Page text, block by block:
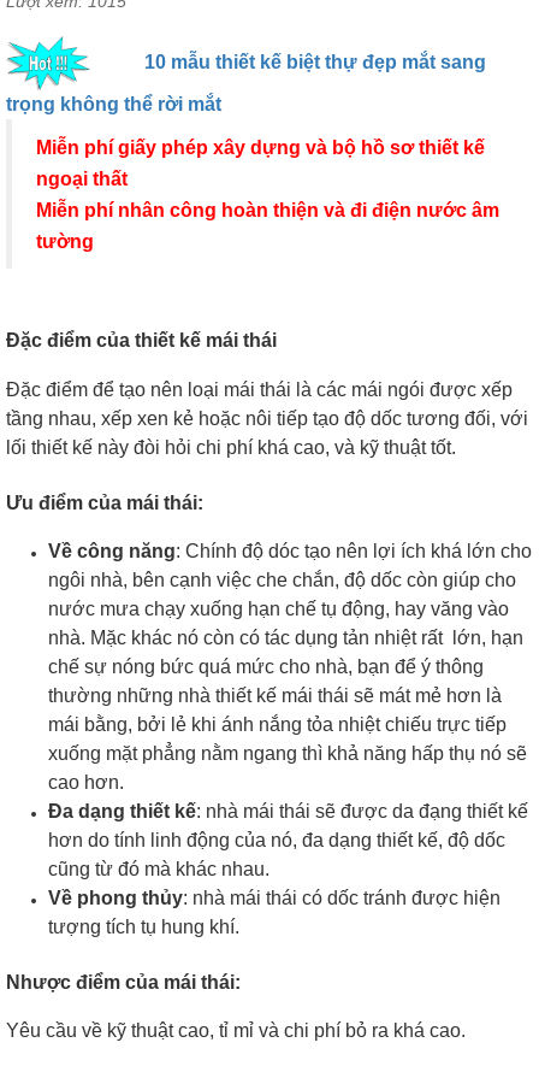
10 mẫu thiết kế biệt thự đẹp mắt sang
trọng không thể rời mắt
Miễn phí giấy phép xây dựng và bộ hồ sơ thiết kế
ngoại thất
Miễn phí nhân công hoàn thiện và đi điện nước âm
tường
Đặc điểm của thiết kế mái thái
Đặc điểm để tạo nên loại mái thái là các mái ngói được xếp
tầng nhau, xếp xen kẻ hoặc nôi tiếp tạo độ dốc tương đối, với
lối thiết kế này đòi hỏi chi phí khá cao, và kỹ thuật tốt.
Ưu điểm của mái thái:
Về công năng: Chính độ dóc tạo nên lợi ích khá lớn cho
ngôi nhà, bên cạnh việc che chắn, độ dốc còn giúp cho
nước mưa chạy xuống hạn chế tụ động, hay văng vào
nhà. Mặc khác nó còn có tác dụng tản nhiệt rất lớn, hạn
chế sự nóng bức quá mức cho nhà, bạn để ý thông
thường những nhà thiết kế mái thái sẽ mát mẻ hơn là
mái bằng, bởi lẻ khi ánh nắng tỏa nhiệt chiếu trực tiếp
xuống mặt phẳng nằm ngang thì khả năng hấp thụ nó sẽ
cao hơn.
Đa dạng thiết kế: nhà mái thái sẽ được da đạng thiết kế
hơn do tính linh động của nó, đa dạng thiết kế, độ dốc
cũng từ đó mà khác nhau.
Về phong thủy: nhà mái thái có dốc tránh được hiện
tượng tích tụ hung khí.
Nhược điểm của mái thái:
Yêu cầu về kỹ thuật cao, tỉ mỉ và chi phí bỏ ra khá cao.